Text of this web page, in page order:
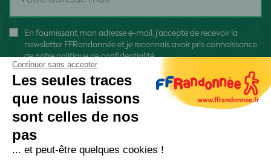
En fournissant mon adresse e-mail, j'accepte de recevoir la
newsletter FFRandonnée et je reconnais avoir pris connaissance
denotre politique de confidentialité
Continuer sans accepter
Les seules traces
que nous laissons
sont celles de nos
pas
... et peut-être quelques cookies !